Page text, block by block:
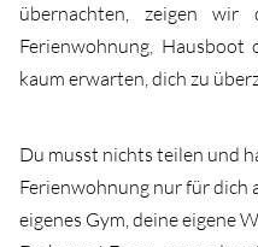
übernachten, zeigen
Ferienwohnung,
kaum erwarten, dich zu
Du musst nichts teilen und
Ferienwohnung nur für dich
eigenes Gym, deine eigene